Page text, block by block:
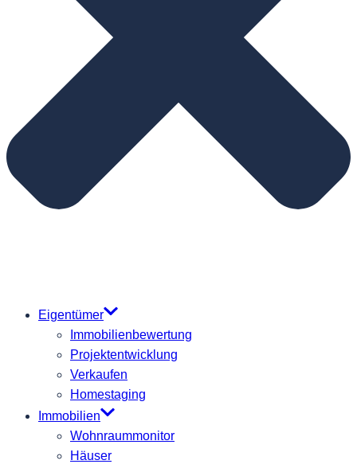
Eigentümer
Immobilienbewertung
Projektentwicklung
Verkaufen
Homestaging
Immobilien
Wohnraummonitor
Häuser